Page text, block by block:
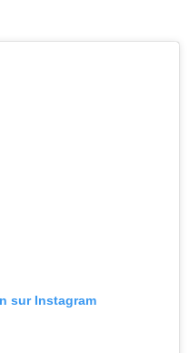
sur Instagram